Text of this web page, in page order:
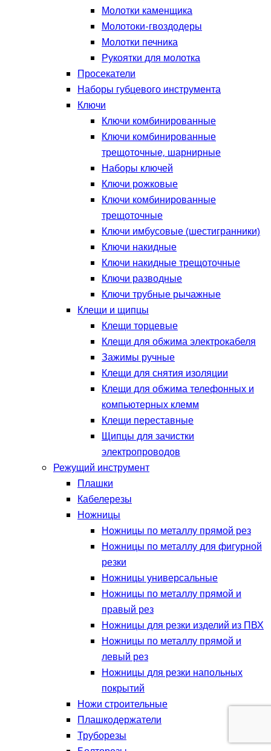
Молотки каменщика
Молотоки-гвоздодеры
Молотки печника
Рукоятки для молотка
Просекатели
Наборы губцевого инструмента
Ключи
Ключи комбинированные
Ключи комбинированные
трещоточные, шарнирные
Наборы ключей
Ключи рожковые
Ключи комбинированные
трещоточные
Ключи имбусовые (шестигранники)
Ключи накидные
Ключи накидные трещоточные
Ключи разводные
Ключи трубные рычажные
Клещи и щипцы
Клещи торцевые
Клещи для обжима электрокабеля
Зажимы ручные
Клещи для снятия изоляции
Клещи для обжима телефонных и
компьютерных клемм
Клещи переставные
Щипцы для зачистки
электропроводов
Режущий инструмент
Плашки
Кабелерезы
Ножницы
Ножницы по металлу прямой рез
Ножницы по металлу для фигурной
резки
Ножницы универсальные
Ножницы по металлу прямой и
правый рез
Ножницы для резки изделий из ПВХ
Ножницы по металлу прямой и
левый рез
Ножницы для резки напольных
покрытий
Ножи строительные
Плашкодержатели
Труборезы